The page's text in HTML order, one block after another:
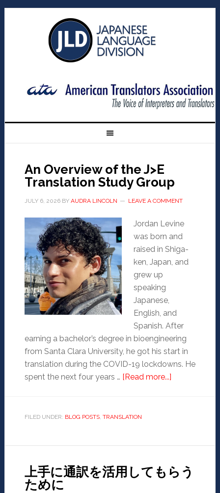
An Overview of the J>E
Translation Study Group
JULY 6, 2026BY AUDRA LINCOLN LEAVE A COMMENT
Jordan Levine
was born and
raised in Shiga-
ken, Japan, and
grew up
speaking
Japanese,
English, and
Spanish. After
earning a bachelor’s degree in bioengineering
from Santa Clara University, he got his start in
translation during the COVID-19 lockdowns. He
spent the next four years … [Read more...]
FILED UNDER: BLOG POSTS, TRANSLATION
上手に通訳を活用してもらう
ために